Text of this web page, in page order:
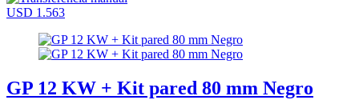
USD 1.563
GP 12 KW + Kit pared 80 mm Negro